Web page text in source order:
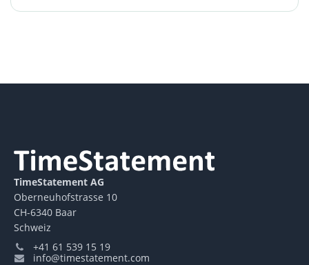
TimeStatement AG
Oberneuhofstrasse 10
CH-6340 Baar
Schweiz
+41 61 539 15 19
info@timestatement.com